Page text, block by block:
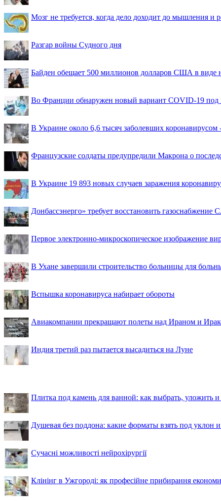
Мозг не требуется, когда дело доходит до мышления и
Разгар войны Судного дня
Байден обещает 500 миллионов долларов США в
Во Франции обнаружен новый вариант COVID-19 под
В Украине около 6,6 тысяч заболевших коронавирусом
Французские солдаты предупредили Макрона о
В Украине 19 893 новых случаев заражения
Донбассэнерго» требует восстановить газоснабжение
Первое электронно-микроскопическое изображение
В Ухане завершили строительство больницы для
Вспышка коронавируса набирает обороты
Авиакомпании прекращают полеты над Ираном и
Индия третий раз пытается высадиться на Луне
Плитка под камень для ванной: как выбрать, уложить
Душевая без поддона: какие форматы взять под уклон
Сучасні можливості нейрохірургії
Клінінг в Ужгороді: як професійне прибирання